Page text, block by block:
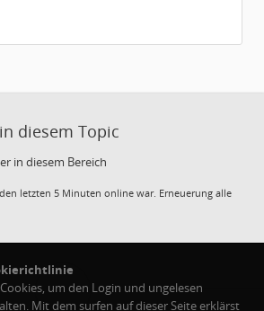
diesem Topic
in diesem Bereich
letzten 5 Minuten online war. Erneuerung alle
um den Login und ungelesen
Mit dem surfen auf dieser Seite erklärst